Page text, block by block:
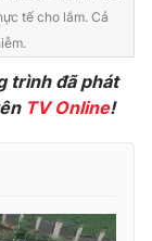
bằng AI
tế cho lắm. Cả
trình đã phát
TV Online!